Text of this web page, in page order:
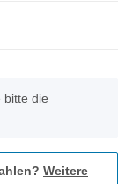
bitte die
Weitere